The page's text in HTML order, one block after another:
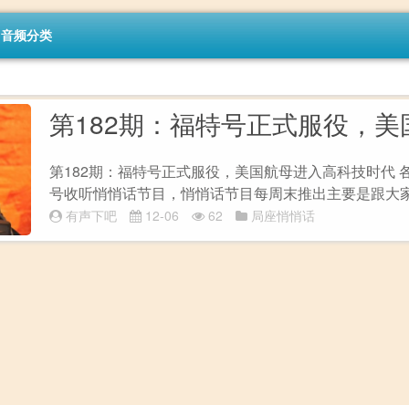
音频分类
第182期：福特号正式服役，
第182期：福特号正式服役，美国航母进入高科技时代
号收听悄悄话节目，悄悄话节目每周末推出主要是跟大
有声下吧 12-06 62 局座悄悄话